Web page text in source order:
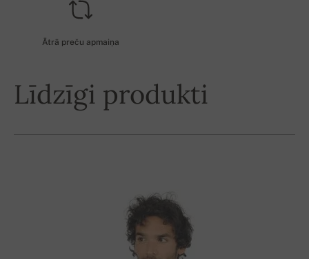
Ātrā preču apmaiņa
Līdzīgi produkti